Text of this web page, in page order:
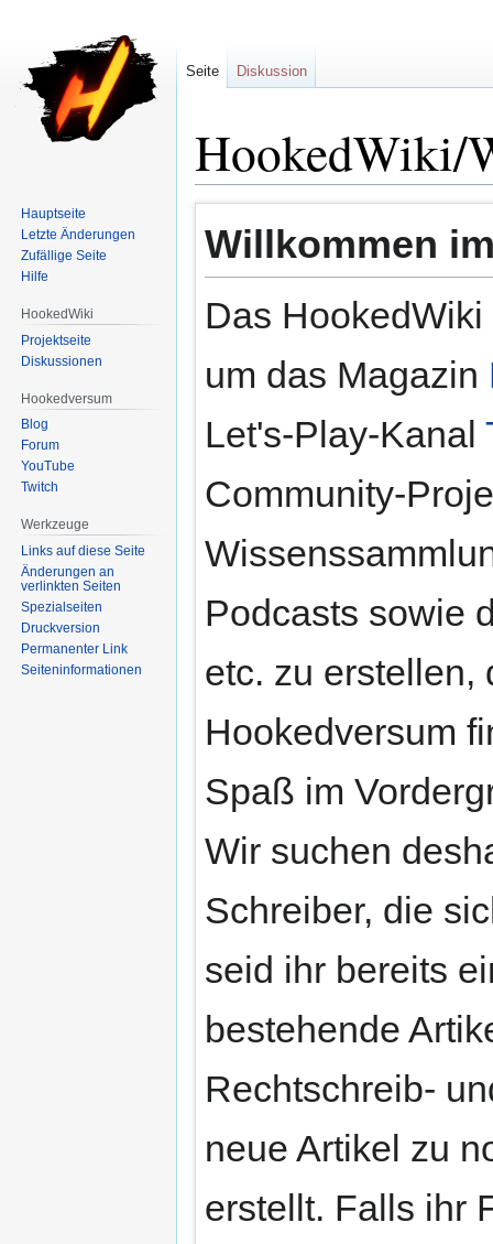
HookedWiki/
Navigation
springen
Suche
springen
Willkommen
Das
um das Magazin
Let's-Play-Kanal
Community-
Podcasts sowie
etc. zu erstellen,
Hookedversum
Spaß im
Wir suchen
Schreiber, die
seid ihr bereits
bestehende
Rechtschreib-
neue Artikel zu
erstellt. Falls ihr
Seite Diskussion
Hauptseite
Letzte Änderungen
Zufällige Seite
Hilfe
HookedWiki
Projektseite
Diskussionen
Hookedversum
Blog
Forum
YouTube
Twitch
Werkzeuge
Links auf diese Seite
Änderungen an
verlinkten Seiten
Spezialseiten
Druckversion
Permanenter Link
Seiten­informationen